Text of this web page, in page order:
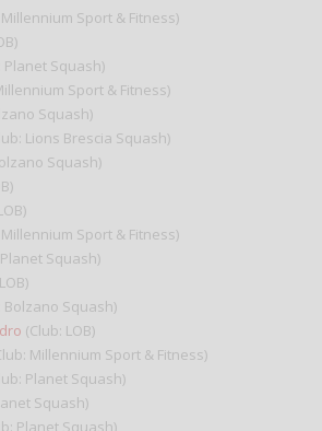
Millennium Sport & Fitness)
Planet Squash)
Sport & Fitness)
Squash)
Lions Brescia Squash)
Squash)
Millennium Sport & Fitness)
Squash)
Bolzano Squash)
(Club: LOB)
Millennium Sport & Fitness)
Planet Squash)
Squash)
Planet Squash)